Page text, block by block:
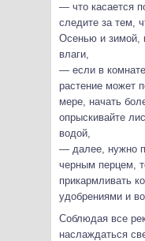
— что касается
следите за тем,
Осенью и зимой,
влаги,
— если в
растение может
мере, начать
опрыскивайте
водой,
— далее, нужно
черным перцем,
прикармливать
удобрениями и
Соблюдая все
наслаждаться